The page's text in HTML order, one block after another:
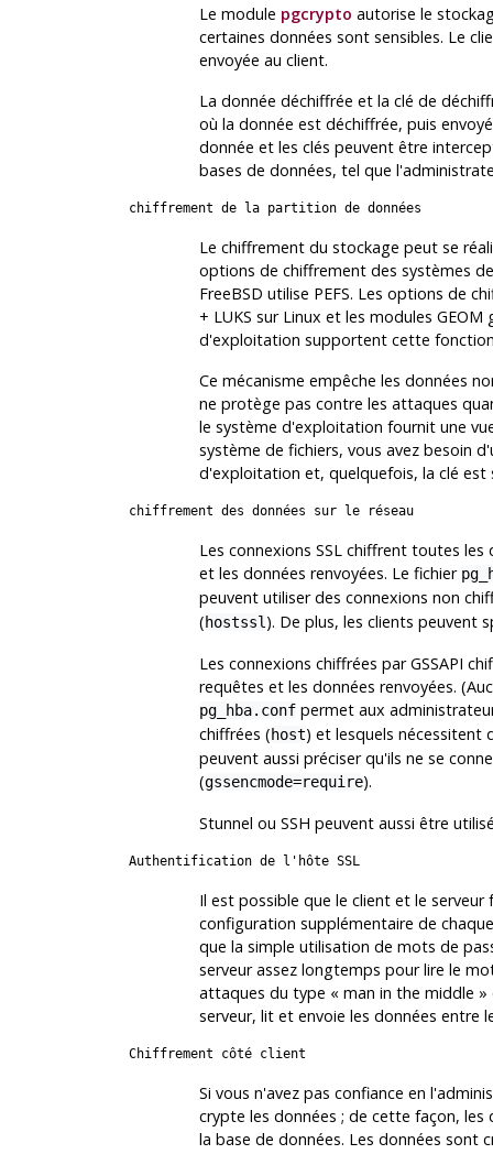
Le module pgcrypto autorise le
certaines données sont sensibles. Le
envoyée au client.
La donnée déchiffrée et la clé de
où la donnée est déchiffrée, puis
donnée et les clés peuvent être
bases de données, tel que
chiffrement de la partition de données
Le chiffrement du stockage peut se
options de chiffrement des systèmes
FreeBSD utilise PEFS. Les options de
+ LUKS sur Linux et les modules
d'exploitation supportent cette
Ce mécanisme empêche les données
ne protège pas contre les attaques
le système d'exploitation fournit une
système de fichiers, vous avez besoin
d'exploitation et, quelquefois, la clé
chiffrement des données sur le réseau
Les connexions SSL chiffrent toutes
et les données renvoyées. Le fichier
peuvent utiliser des connexions non
(hostssl). De plus, les clients peuvent
Les connexions chiffrées par GSSAPI
requêtes et les données renvoyées.
pg_hba.confpermet aux
chiffrées (host) et lesquels nécessitent
peuvent aussi préciser qu'ils ne se
(gssencmode=require).
Stunnel ou SSH peuvent aussi être
Authentification de l'hôte SSL
Il est possible que le client et le
configuration supplémentaire de
que la simple utilisation de mots de
serveur assez longtemps pour lire le
attaques du type « man in the middle »
serveur, lit et envoie les données entre
Chiffrement côté client
Si vous n'avez pas confiance en
crypte les données ; de cette façon, les
la base de données. Les données sont